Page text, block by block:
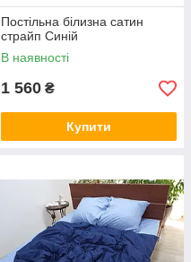
Постільна білизна сатин
страйп Синій
В наявності
1 560 ₴
Купити